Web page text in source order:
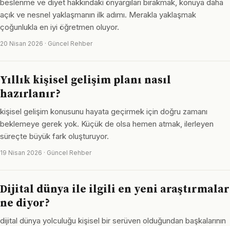
beslenme ve diyet hakkındaki önyargıları bırakmak, konuya daha
açık ve nesnel yaklaşmanın ilk adımı. Merakla yaklaşmak
çoğunlukla en iyi öğretmen oluyor.
20 Nisan 2026 · Güncel Rehber
Yıllık kişisel gelişim planı nasıl
hazırlanır?
kişisel gelişim konusunu hayata geçirmek için doğru zamanı
beklemeye gerek yok. Küçük de olsa hemen atmak, ilerleyen
süreçte büyük fark oluşturuyor.
19 Nisan 2026 · Güncel Rehber
Dijital dünya ile ilgili en yeni araştırmalar
ne diyor?
dijital dünya yolculuğu kişisel bir serüven olduğundan başkalarının